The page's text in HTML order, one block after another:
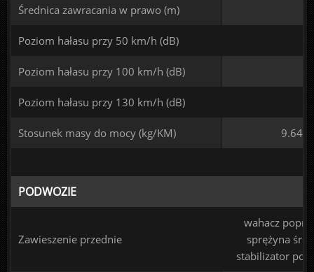
Średnica zawracania w prawo (m)
Poziom hałasu przy 50 km/h (dB)
Poziom hałasu przy 100 km/h (dB)
Poziom hałasu przy 130 km/h (dB)
Stosunek masy do mocy (kg/KM) 9.64
PODWOZIE
Zawieszenie przednie
wahacz
sprężyna
stabilizator